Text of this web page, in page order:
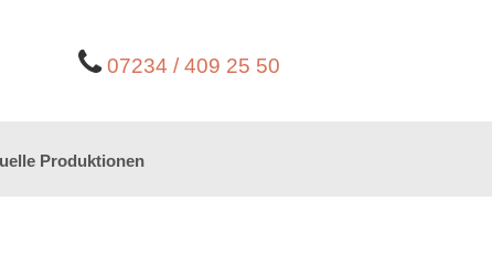
07234 / 409 25 50
Produktionen